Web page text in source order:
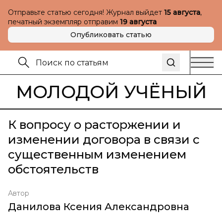
Отправьте статью сегодня! Журнал выйдет 15 августа,
печатный экземпляр отправим 19 августа
Опубликовать статью
МОЛОДОЙ УЧЁНЫЙ
К вопросу о расторжении и
изменении договора в связи с
существенным изменением
обстоятельств
Автор
Данилова Ксения Александровна